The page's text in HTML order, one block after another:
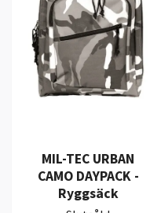
MIL-TEC URBAN
CAMO DAYPACK -
Ryggsäck